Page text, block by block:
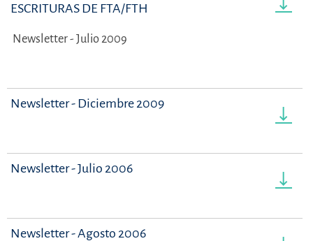
ESCRITURAS DE FTA/FTH
Newsletter - Julio 2009
Newsletter - Diciembre 2009
Newsletter - Julio 2006
Newsletter - Agosto 2006